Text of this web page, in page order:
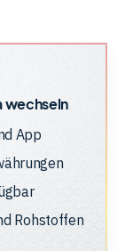
wechseln
App
Rohstoffen